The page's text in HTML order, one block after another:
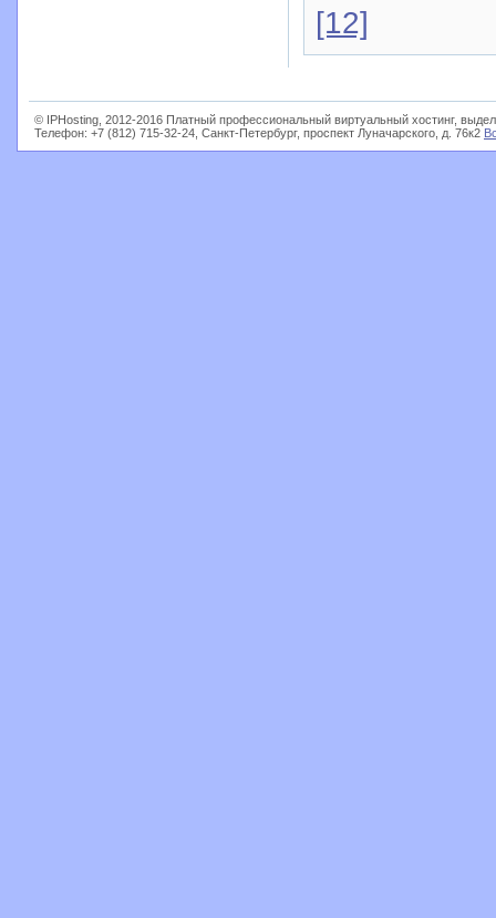
[12]
© IPHosting, 2012-2016 Платный профессиональный виртуальный хостинг,
Телефон: +7 (812) 715-32-24, Санкт-Петербург, проспект Луначарского, д. 76к2